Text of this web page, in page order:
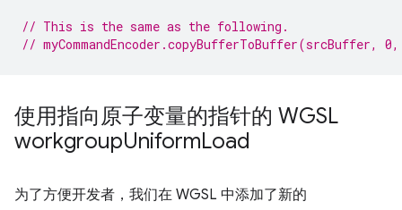
// This is the same as the following.
//
使用指向原子变量的指针的 WGSL
workgroupUniformLoad
为了方便开发者，我们在 WGSL 中添加了新的